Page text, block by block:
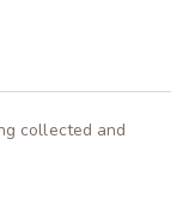
collected and